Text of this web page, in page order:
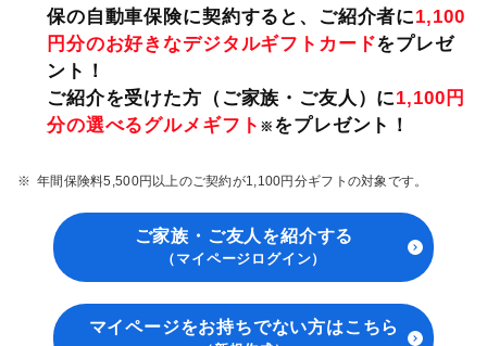
保の自動車保険に契約すると、ご紹介者に1,100
円分のお好きなデジタルギフトカードをプレゼ
ント！
ご紹介を受けた方（ご家族・ご友人）に1,100円
分の選べるグルメギフト ※ をプレゼント！
※ 年間保険料5,500円以上のご契約が1,100円分ギフトの対象です。
ご家族・ご友人を紹介する
（マイページログイン）
マイページをお持ちでない方はこちら